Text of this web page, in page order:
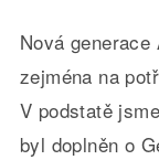
Nová
zejména na
V podstatě
byl doplněn o